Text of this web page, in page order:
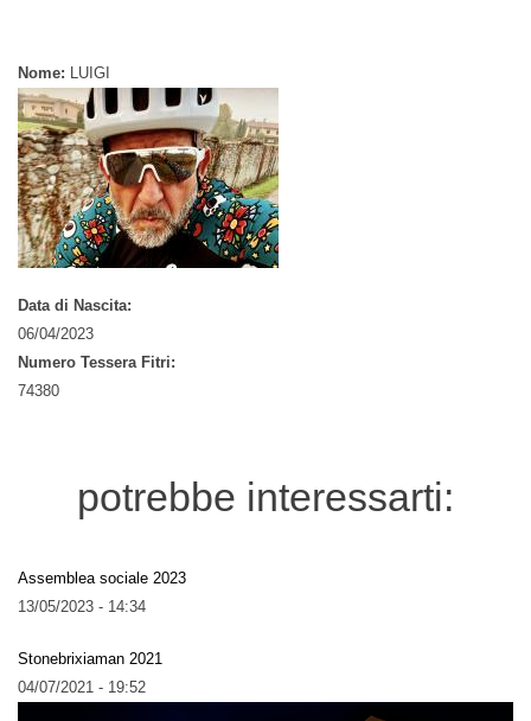
Nome: LUIGI
Data di Nascita:
06/04/2023
Numero Tessera Fitri:
74380
potrebbe interessarti:
Assemblea sociale 2023
13/05/2023 - 14:34
Stonebrixiaman 2021
04/07/2021 - 19:52